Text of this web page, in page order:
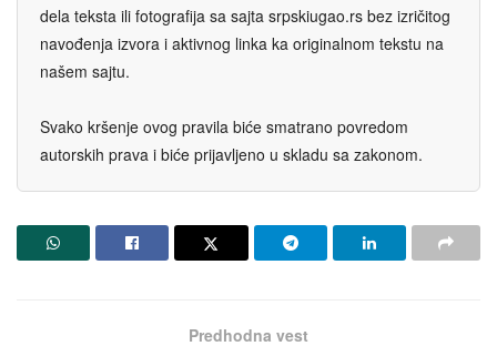
dela teksta ili fotografija sa sajta srpskiugao.rs bez izričitog
navođenja izvora i aktivnog linka ka originalnom tekstu na
našem sajtu.
Svako kršenje ovog pravila biće smatrano povredom
autorskih prava i biće prijavljeno u skladu sa zakonom.
Predhodna vest